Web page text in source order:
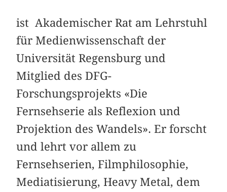
ist Akademischer Rat am Lehrstuhl
für Medienwissenschaft der
Universität Regensburg und
Mitglied des DFG-
Forschungsprojekts «Die
Fernsehserie als Reflexion und
Projektion des Wandels». Er forscht
und lehrt vor allem zu
Fernsehserien, Filmphilosophie,
Mediatisierung, Heavy Metal, dem